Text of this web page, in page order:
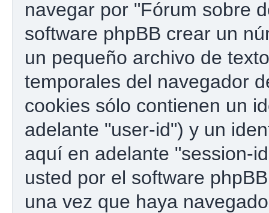
navegar por "Fórum sobre
software phpBB crear un
un pequeño archivo de
temporales del navegador
cookies sólo contienen un
adelante "user-id") y un
aquí en adelante "session-
usted por el software
una vez que haya